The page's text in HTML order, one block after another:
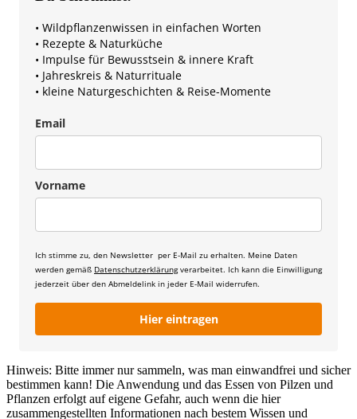
• Wildpflanzenwissen in einfachen Worten
• Rezepte & Naturküche
• Impulse für Bewusstsein & innere Kraft
• Jahreskreis & Naturrituale
• kleine Naturgeschichten & Reise-Momente
Email
Vorname
Ich stimme zu, den Newsletter per E-Mail zu erhalten. Meine Daten
werden gemäß Datenschutzerklärungverarbeitet. Ich kann die Einwilligung
jederzeit über den Abmeldelink in jeder E-Mail widerrufen.
Hier eintragen
Hinweis: Bitte immer nur sammeln, was man einwandfrei und sicher
bestimmen kann! Die Anwendung und das Essen von Pilzen und
Pflanzen erfolgt auf eigene Gefahr, auch wenn die hier
zusammengestellten Informationen nach bestem Wissen und